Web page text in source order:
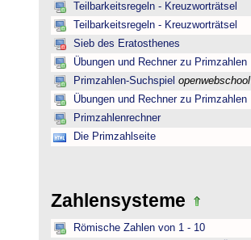
Teilbarkeitsregeln - Kreuzworträtsel
Teilbarkeitsregeln - Kreuzworträtsel
Sieb des Eratosthenes
Übungen und Rechner zu Primzahlen
Primzahlen-Suchspiel openwebschool
Übungen und Rechner zu Primzahlen
Primzahlenrechner
Die Primzahlseite
Zahlensysteme
Römische Zahlen von 1 - 10